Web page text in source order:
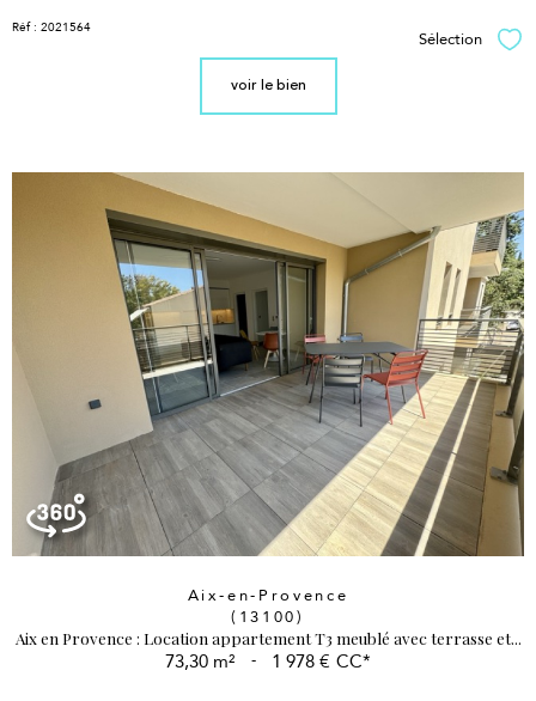
Réf : 2021564
Sélection
voir le bien
Aix-en-Provence
(13100)
Aix en Provence : Location appartement T3 meublé avec terrasse et...
73,30 m² - 1 978 € CC*